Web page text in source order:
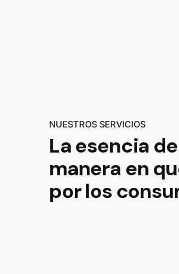
NUESTROS SERVICIOS
La esencia
manera en
por los